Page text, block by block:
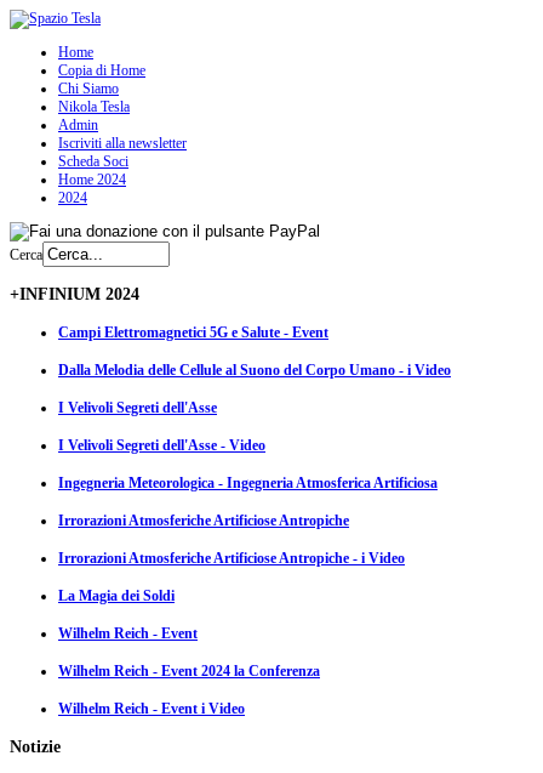
Home
Copia di Home
Chi Siamo
Nikola Tesla
Admin
Iscriviti alla newsletter
Scheda Soci
Home 2024
2024
Cerca
+INFINIUM 2024
Campi Elettromagnetici 5G e Salute - Event
Dalla Melodia delle Cellule al Suono del Corpo Umano - i Video
I Velivoli Segreti dell'Asse
I Velivoli Segreti dell'Asse - Video
Ingegneria Meteorologica - Ingegneria Atmosferica Artificiosa
Irrorazioni Atmosferiche Artificiose Antropiche
Irrorazioni Atmosferiche Artificiose Antropiche - i Video
La Magia dei Soldi
Wilhelm Reich - Event
Wilhelm Reich - Event 2024 la Conferenza
Wilhelm Reich - Event i Video
Notizie